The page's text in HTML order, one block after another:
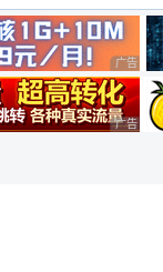
用◆
广告 商
广告 商